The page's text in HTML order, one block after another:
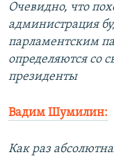
Очевидно, что
администрация
парламентским
определяются со
президенты
Вадим Шумилин:
Как раз